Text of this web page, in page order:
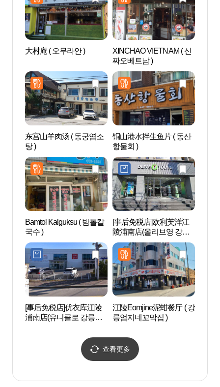
大村庵 ( 오무라안 )
XINCHAO VIETNAM ( 신
짜오베트남 )
东宫山羊肉汤 ( 동궁염소
탕 )
铜山港水拌生鱼片 ( 동산
항물회 )
Bamtol Kalguksu ( 밤톨칼
국수 )
[事后免税店]欧利芙洋江
陵浦南店(올리브영 강릉
포남점)
[事后免税店]优衣库江陵
浦南店(유니클로 강릉포
江陵Eomjine泥蚶餐厅 ( 강
릉엄지네꼬막집 )
查看更多